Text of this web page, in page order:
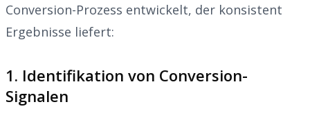
Conversion-Prozess entwickelt, der konsistent
Ergebnisse liefert:
1. Identifikation von Conversion-
Signalen